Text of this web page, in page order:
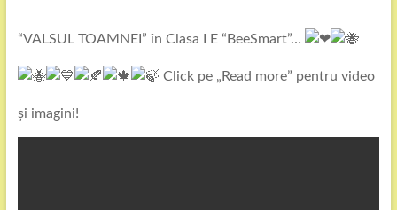
“VALSUL TOAMNEI” în Clasa I E “BeeSmart”…
Click pe „Read more” pentru video
și imagini!